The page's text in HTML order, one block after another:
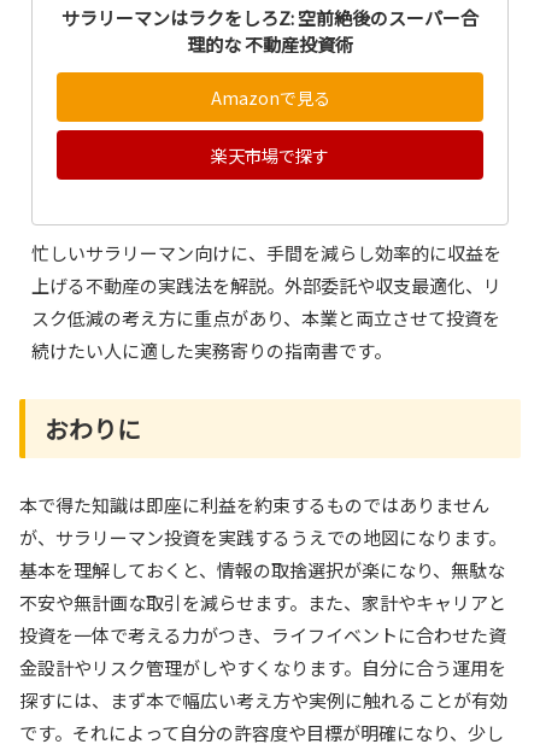
サラリーマンはラクをしろZ: 空前絶後のスーパー合
理的な 不動産投資術
Amazonで見る
楽天市場で探す
忙しいサラリーマン向けに、手間を減らし効率的に収益を
上げる不動産の実践法を解説。外部委託や収支最適化、リ
スク低減の考え方に重点があり、本業と両立させて投資を
続けたい人に適した実務寄りの指南書です。
おわりに
本で得た知識は即座に利益を約束するものではありません
が、サラリーマン投資を実践するうえでの地図になります。
基本を理解しておくと、情報の取捨選択が楽になり、無駄な
不安や無計画な取引を減らせます。また、家計やキャリアと
投資を一体で考える力がつき、ライフイベントに合わせた資
金設計やリスク管理がしやすくなります。自分に合う運用を
探すには、まず本で幅広い考え方や実例に触れることが有効
です。それによって自分の許容度や目標が明確になり、少し